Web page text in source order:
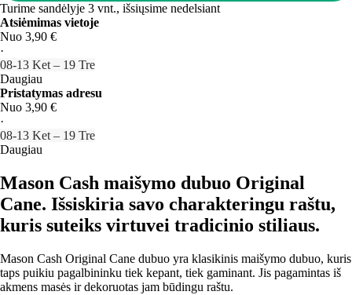
Turime sandėlyje 3 vnt., išsiųsime nedelsiant
Atsiėmimas vietoje
Nuo 3,90 €
·
08‑13 Ket – 19 Tre
Daugiau
Pristatymas adresu
Nuo 3,90 €
·
08‑13 Ket – 19 Tre
Daugiau
Mason Cash maišymo dubuo Original
Cane. Išsiskiria savo charakteringu raštu,
kuris suteiks virtuvei tradicinio stiliaus.
Mason Cash Original Cane dubuo yra klasikinis maišymo dubuo, kuris
taps puikiu pagalbininku tiek kepant, tiek gaminant. Jis pagamintas iš
akmens masės ir dekoruotas jam būdingu raštu.